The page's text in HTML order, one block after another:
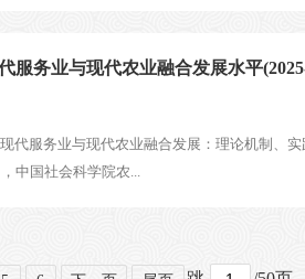
服务业与现代农业融合发展水平
服务业与现代农业融合发展：理论机制、
中国社会科学院农...